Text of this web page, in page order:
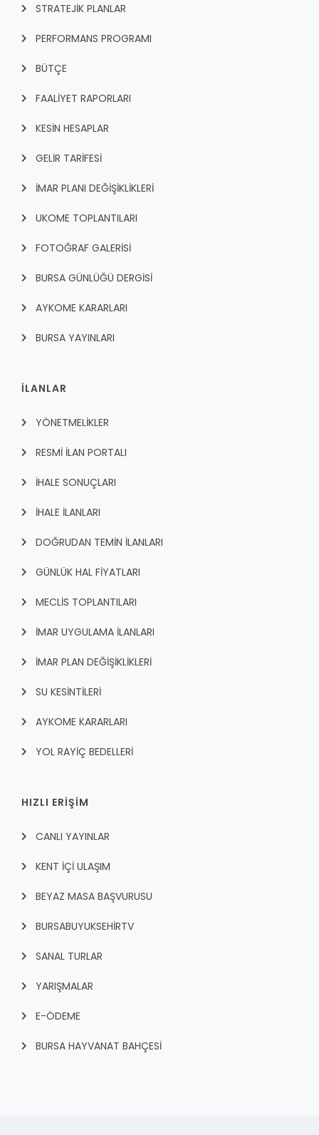
STRATEJİK PLANLAR
PERFORMANS PROGRAMI
BÜTÇE
FAALİYET RAPORLARI
KESİN HESAPLAR
GELİR TARİFESİ
İMAR PLANI DEĞİŞİKLİKLERİ
UKOME TOPLANTILARI
FOTOĞRAF GALERİSİ
BURSA GÜNLÜĞÜ DERGİSİ
AYKOME KARARLARI
BURSA YAYINLARI
İLANLAR
YÖNETMELİKLER
RESMİ İLAN PORTALI
İHALE SONUÇLARI
İHALE İLANLARI
DOĞRUDAN TEMİN İLANLARI
GÜNLÜK HAL FİYATLARI
MECLİS TOPLANTILARI
İMAR UYGULAMA İLANLARI
İMAR PLAN DEĞİŞİKLİKLERİ
SU KESİNTİLERİ
AYKOME KARARLARI
YOL RAYİÇ BEDELLERİ
HIZLI ERİŞİM
CANLI YAYINLAR
KENT İÇI ULAŞIM
BEYAZ MASA BAŞVURUSU
BURSABUYUKSEHIRTV
SANAL TURLAR
YARIŞMALAR
E-ÖDEME
BURSA HAYVANAT BAHÇESİ